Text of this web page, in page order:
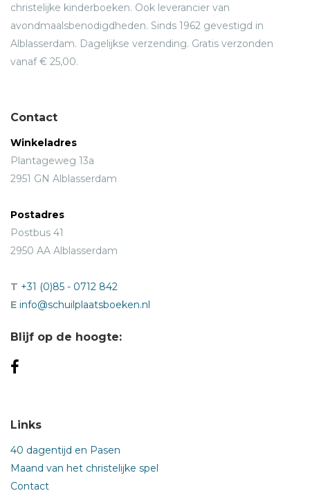
christelijke kinderboeken. Ook leverancier van
avondmaalsbenodigdheden. Sinds 1962 gevestigd in
Alblasserdam. Dagelijkse verzending. Gratis verzonden
vanaf € 25,00.
Contact
Winkeladres
Plantageweg 13a
2951 GN Alblasserdam
Postadres
Postbus 41
2950 AA Alblasserdam
T +31 (0)85 - 0712 842
E info@schuilplaatsboeken.nl
Blijf op de hoogte:
Links
40 dagentijd en Pasen
Maand van het christelijke spel
Contact